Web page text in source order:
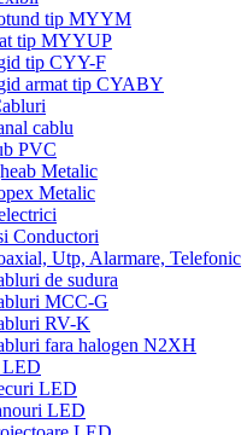
tip MYYM
tip MYYUP
tip CYY-F
armat tip CYABY
cablu
PVC
Metalic
Metalic
Conductori
Utp, Alarmare, Telefonic
de sudura
MCC-G
RV-K
fara halogen N2XH
LED
LED
LED